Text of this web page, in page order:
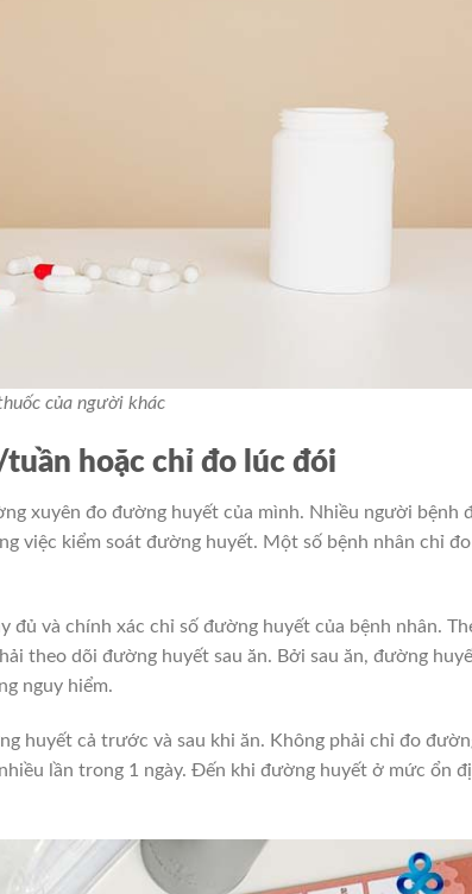
của người khác
hoặc chỉ đo lúc đói
xuyên đo đường huyết của mình. Nhiều người bệnh
việc kiểm soát đường huyết. Một số bệnh nhân chỉ đo
đủ và chính xác chỉ số đường huyết của bệnh nhân.
theo dõi đường huyết sau ăn. Bởi sau ăn, đường
nguy hiểm.
huyết cả trước và sau khi ăn. Không phải chỉ đo
lần trong 1 ngày. Đến khi đường huyết ở mức ổn